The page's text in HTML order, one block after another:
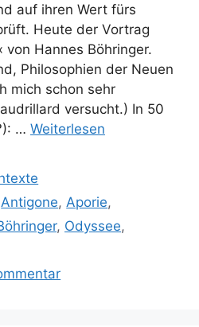
auf ihren Wert fürs
Heute der Vortrag
von Hannes Böhringer.
Philosophien der Neuen
mich schon sehr
versucht.) In 50
… Weiterlesen
Antigone, Aporie,
, Odyssee,